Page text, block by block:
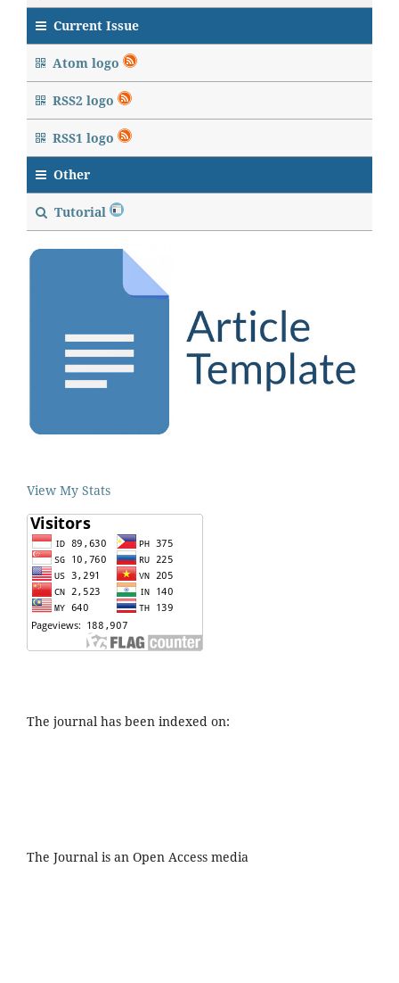
Current Issue
Atom logo
RSS2 logo
RSS1 logo
Other
Tutorial
View My Stats
The journal has been indexed on:
The Journal is an Open Access media